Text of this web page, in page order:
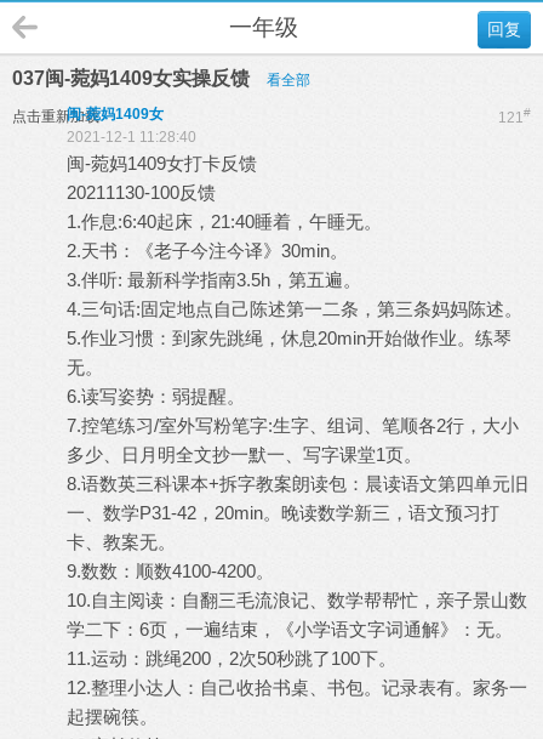
回复
一年级
037闽-菀妈1409女实操反馈 看全部
点击重新加载 121#
闽-菀妈1409女
2021-12-1 11:28:40
闽-菀妈1409女打卡反馈
20211130-100反馈
1.作息:6:40起床，21:40睡着，午睡无。
2.天书：《老子今注今译》30min。
3.伴听: 最新科学指南3.5h，第五遍。
4.三句话:固定地点自己陈述第一二条，第三条妈妈陈述。
5.作业习惯：到家先跳绳，休息20min开始做作业。练琴
无。
6.读写姿势：弱提醒。
7.控笔练习/室外写粉笔字:生字、组词、笔顺各2行，大小
多少、日月明全文抄一默一、写字课堂1页。
8.语数英三科课本+拆字教案朗读包：晨读语文第四单元旧
一、数学P31-42，20min。晚读数学新三，语文预习打
卡、教案无。
9.数数：顺数4100-4200。
10.自主阅读：自翻三毛流浪记、数学帮帮忙，亲子景山数
学二下：6页，一遍结束，《小学语文字词通解》：无。
11.运动：跳绳200，2次50秒跳了100下。
12.整理小达人：自己收拾书桌、书包。记录表有。家务一
起摆碗筷。